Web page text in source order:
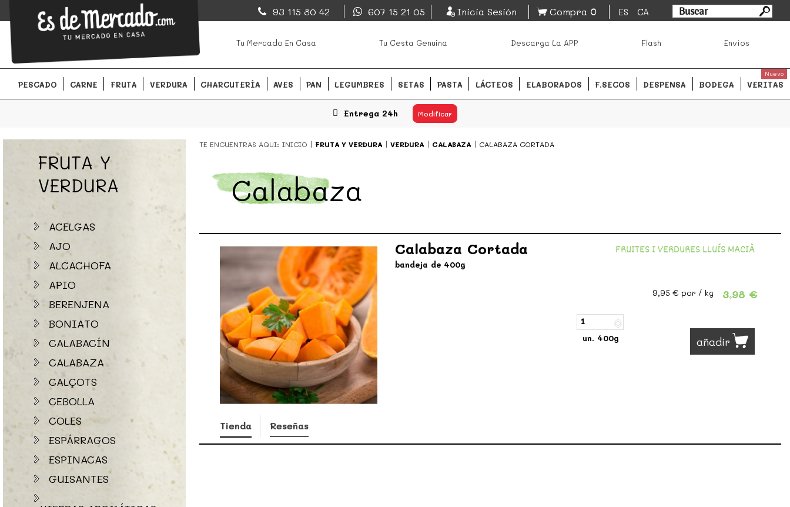
EsDeMercado.com
EsDeMercado.comte lleva a casa los mejores productos de los mejores mercados de
Barcelona y de productores locales.
EsDeMercado.com
Barcelona y de productores locales.
93 115 80 42 607 15 21 05 Inicia Sesión Compra 0 ES CA
Tu Mercado En Casa Tu Cesta Genuina Descarga La APP Flash Envíos
PESCADO CARNE FRUTA VERDURA CHARCUTERÍA AVES PAN LEGUMBRES SETAS PASTA LÁCTEOS ELABORADOS F.SECOS DESPENSA BODEGA VERITAS
Nuevo
Entrega 24h Modificar
FRUTA Y
VERDURA
ACELGAS
AJO
ALCACHOFA
APIO
BERENJENA
BONIATO
CALABACÍN
CALABAZA
CALÇOTS
CEBOLLA
COLES
ESPÁRRAGOS
ESPINACAS
GUISANTES
TE ENCUENTRAS AQUI: INICIO FRUTA Y VERDURA VERDURA CALABAZA CALABAZA CORTADA
Calabaza
FRUITES I VERDURES LLUÍS MACIÀ
Calabaza Cortada
bandeja de 400g
3,98 €
9,95 € por / kg
un. 400g añadir
Tienda Reseñas